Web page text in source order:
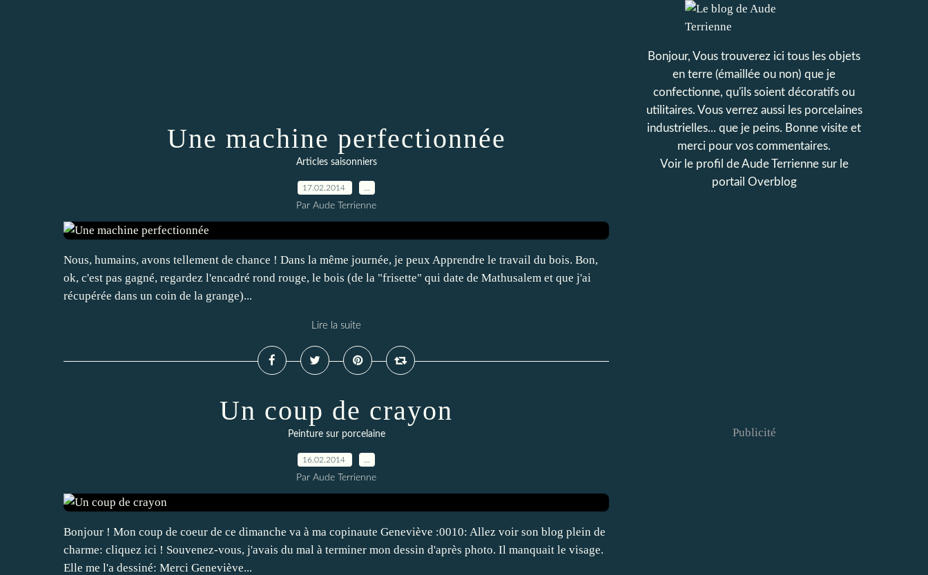
Une machine perfectionnée
Articles saisonniers
17.02.2014
Par Aude Terrienne
Nous, humains, avons tellement de chance ! Dans la même journée, je peux Apprendre le travail du bois. Bon,
ok, c'est pas gagné, regardez l'encadré rond rouge, le bois (de la "frisette" qui date de Mathusalem et que j'ai
récupérée dans un coin de la grange)...
Lire la suite
Un coup de crayon
Peinture sur porcelaine
16.02.2014
Par Aude Terrienne
Bonjour ! Mon coup de coeur de ce dimanche va à ma copinaute Geneviève :0010: Allez voir son blog plein de
charme: cliquez ici ! Souvenez-vous, j'avais du mal à terminer mon dessin d'après photo. Il manquait le visage.
Elle me l'a dessiné: Merci Geneviève...
Bonjour, Vous trouverez ici tous les objets
en terre (émaillée ou non) que je
confectionne, qu'ils soient décoratifs ou
utilitaires. Vous verrez aussi les porcelaines
industrielles... que je peins. Bonne visite et
merci pour vos commentaires.
Voir le profil deAude Terriennesur le
portail Overblog
Publicité